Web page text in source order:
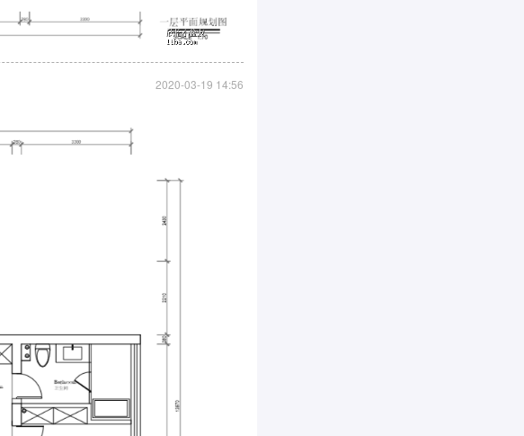
2020-03-19 14:56